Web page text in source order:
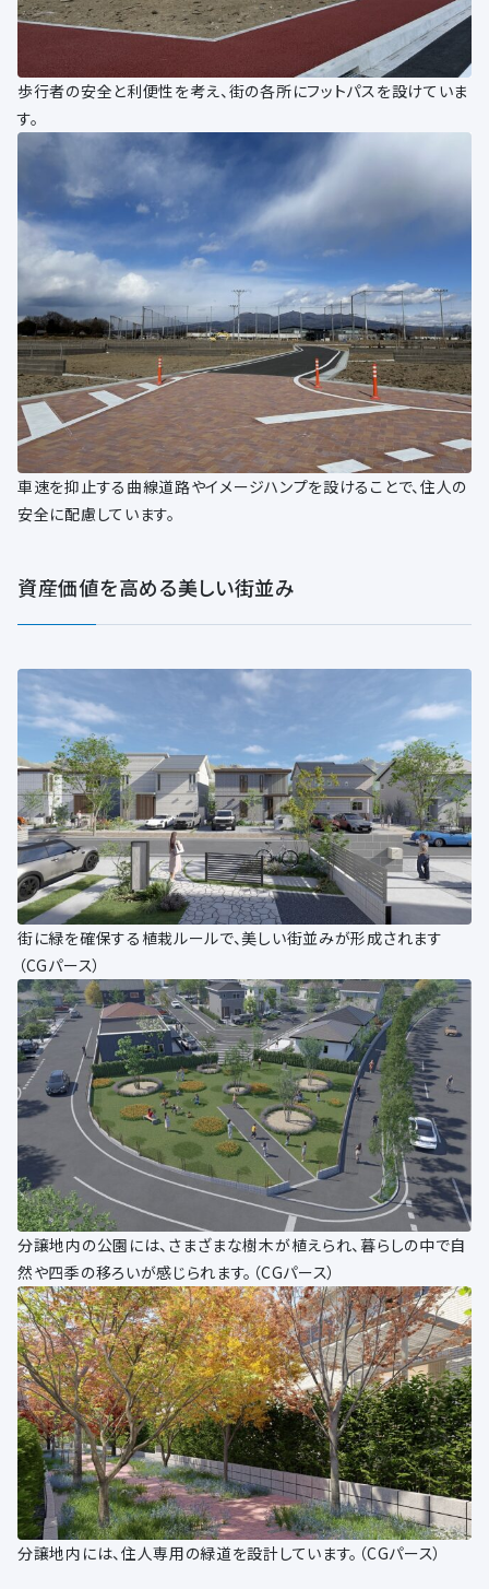
歩行者の安全と利便性を考え、街の各所にフットパスを設けていま
す。
車速を抑止する曲線道路やイメージハンプを設けることで、住人の
安全に配慮しています。
資産価値を高める美しい街並み
街に緑を確保する植栽ルールで、美しい街並みが形成されます
（CGパース）
分譲地内の公園には、さまざまな樹木が植えられ、暮らしの中で自
然や四季の移ろいが感じられます。（CGパース）
分譲地内には、住人専用の緑道を設計しています。（CGパース）